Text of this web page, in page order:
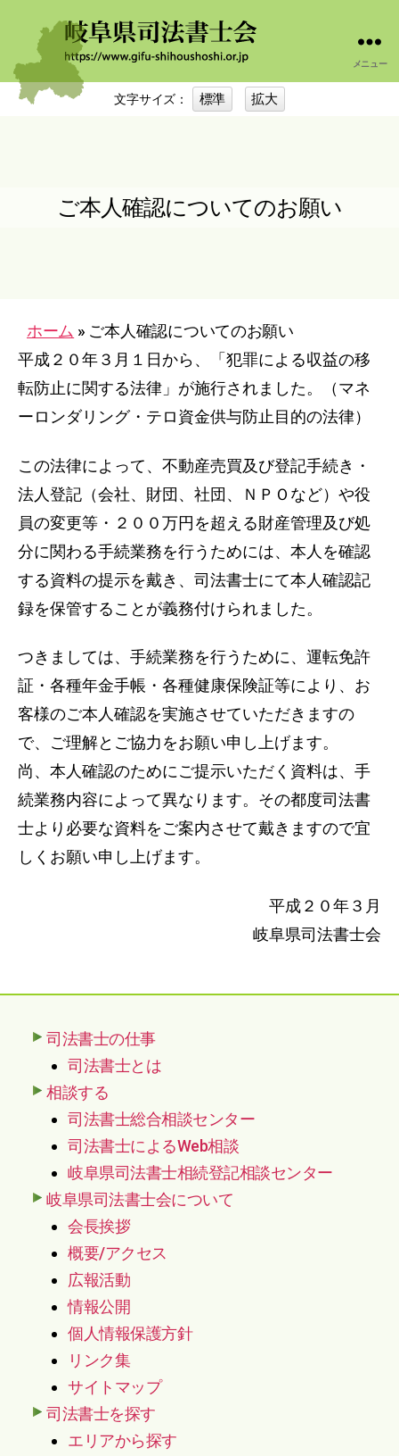
岐
阜
メニュー
文字サイズ： 標準 拡大
ご本人確認についてのお願い
ホーム » ご本人確認についてのお願い
平成２０年３月１日から、「犯罪による収益の移
転防止に関する法律」が施行されました。（マネ
ーロンダリング・テロ資金供与防止目的の法律）
この法律によって、不動産売買及び登記手続き・
法人登記（会社、財団、社団、ＮＰＯなど）や役
員の変更等・２００万円を超える財産管理及び処
分に関わる手続業務を行うためには、本人を確認
する資料の提示を戴き、司法書士にて本人確認記
録を保管することが義務付けられました。
つきましては、手続業務を行うために、運転免許
証・各種年金手帳・各種健康保険証等により、お
客様のご本人確認を実施させていただきますの
で、ご理解とご協力をお願い申し上げます。
尚、本人確認のためにご提示いただく資料は、手
続業務内容によって異なります。その都度司法書
士より必要な資料をご案内させて戴きますので宜
しくお願い申し上げます。
平成２０年３月
岐阜県司法書士会
司法書士の仕事
司法書士とは
相談する
司法書士総合相談センター
司法書士によるWeb相談
岐阜県司法書士相続登記相談センター
岐阜県司法書士会について
会長挨拶
概要/アクセス
広報活動
情報公開
個人情報保護方針
リンク集
サイトマップ
司法書士を探す
エリアから探す